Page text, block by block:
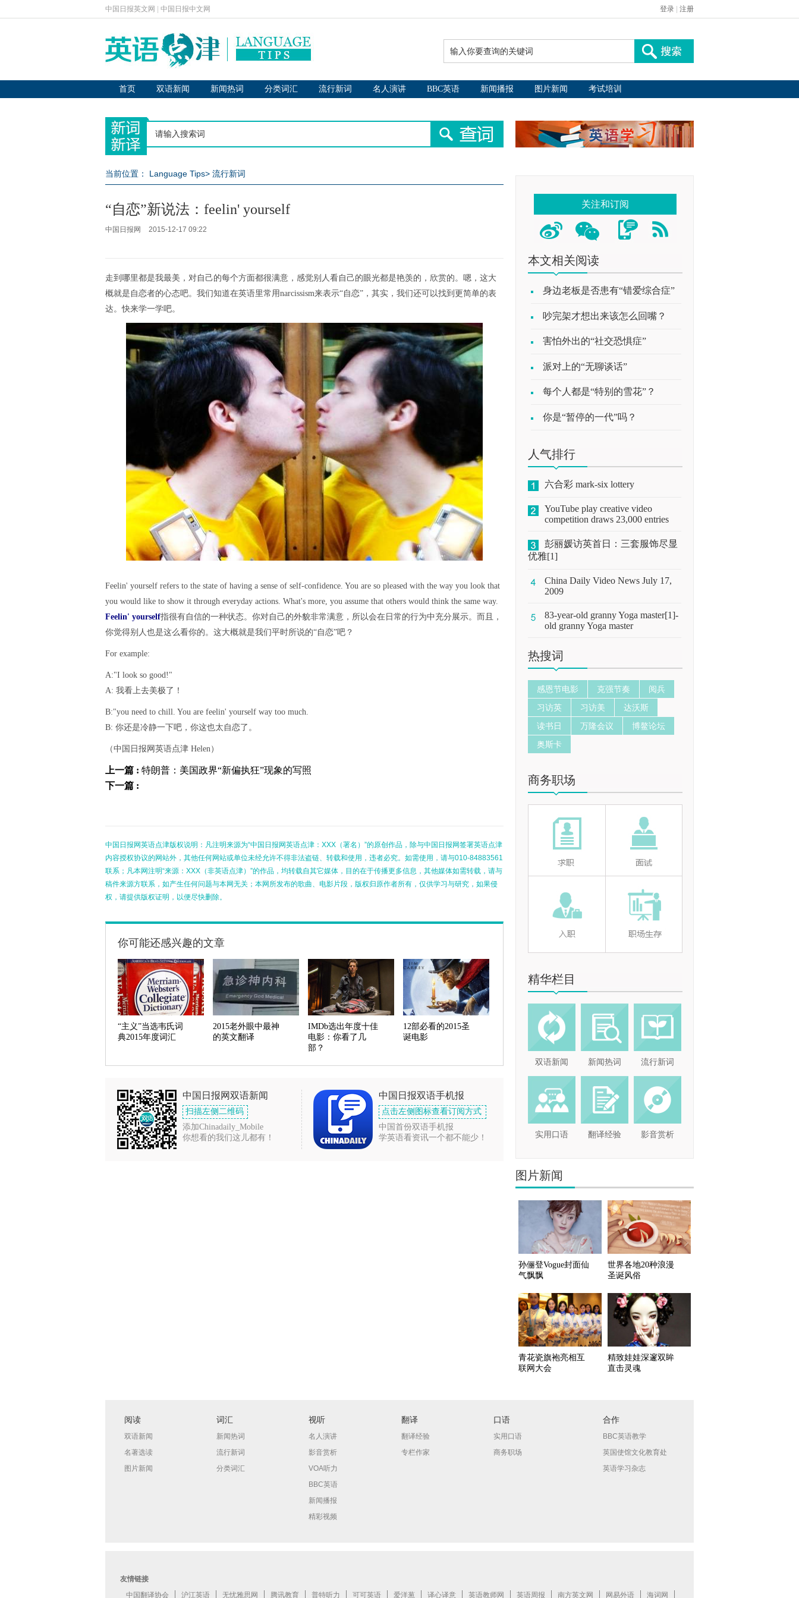
中国日报英文网 中国日报中文网 登录 注册
首页 双语新闻 新闻热词 分类词汇 流行新词 名人演讲 BBC英语 新闻播报 图片新闻 考试培训
当前位置： Language Tips> 流行新词
“自恋”新说法：feelin' yourself
中国日报网 2015-12-17 09:22
走到哪里都是我最美，对自己的每个方面都很满意，感觉别人看自己的眼光都是艳羡的，欣赏的。嗯，这大
概就是自恋者的心态吧。我们知道在英语里常用narcissism来表示“自恋”，其实，我们还可以找到更简单的表
达。快来学一学吧。
Feelin' yourself refers to the state of having a sense of self-confidence. You are so pleased with the way you look that
you would like to show it through everyday actions. What's more, you assume that others would think the same way.
Feelin' yourself指很有自信的一种状态。你对自己的外貌非常满意，所以会在日常的行为中充分展示。而且，
你觉得别人也是这么看你的。这大概就是我们平时所说的“自恋”吧？
For example:
A:"I look so good!"
A: 我看上去美极了！
B:"you need to chill. You are feelin' yourself way too much.
B: 你还是冷静一下吧，你这也太自恋了。
（中国日报网英语点津 Helen）
上一篇 : 特朗普：美国政界“新偏执狂”现象的写照
下一篇 :
中国日报网英语点津版权说明：凡注明来源为“中国日报网英语点津：XXX（署名）”的原创作品，除与中国日报网签署英语点津
内容授权协议的网站外，其他任何网站或单位未经允许不得非法盗链、转载和使用，违者必究。如需使用，请与010-84883561
联系；凡本网注明“来源：XXX（非英语点津）”的作品，均转载自其它媒体，目的在于传播更多信息，其他媒体如需转载，请与
稿件来源方联系，如产生任何问题与本网无关；本网所发布的歌曲、电影片段，版权归原作者所有，仅供学习与研究，如果侵
权，请提供版权证明，以便尽快删除。
你可能还感兴趣的文章
“主义”当选韦氏词
典2015年度词汇
2015老外眼中最神
的英文翻译
IMDb选出年度十佳
电影：你看了几
部？
12部必看的2015圣
诞电影
中国日报网双语新闻
扫描左侧二维码
添加Chinadaily_Mobile
你想看的我们这儿都有！
中国日报双语手机报
点击左侧图标查看订阅方式
中国首份双语手机报
学英语看资讯一个都不能少！
关注和订阅
本文相关阅读
身边老板是否患有“错爱综合症”
吵完架才想出来该怎么回嘴？
害怕外出的“社交恐惧症”
派对上的“无聊谈话”
每个人都是“特别的雪花”？
你是“暂停的一代”吗？
人气排行
六合彩 mark-six lottery
YouTube play creative video
competition draws 23,000 entries
彭丽媛访英首日：三套服饰尽显
优雅[1]
China Daily Video News July 17,
2009
83-year-old granny Yoga master[1]-
old granny Yoga master
热搜词
感恩节电影 克强节奏
阅兵
习访英
习访美
达沃斯
读书日
万隆会议
博鳌论坛
奥斯卡
商务职场
精华栏目
双语新闻 新闻热词 流行新词
实用口语 翻译经验 影音赏析
图片新闻
孙俪登Vogue封面仙
气飘飘
世界各地20种浪漫
圣诞风俗
青花瓷旗袍亮相互
联网大会
精致娃娃深邃双眸
直击灵魂
阅读
双语新闻
名著选读
图片新闻
词汇
新闻热词
流行新词
分类词汇
视听
名人演讲
影音赏析
VOA听力
BBC英语
新闻播报
精彩视频
翻译
翻译经验
专栏作家
口语
实用口语
商务职场
合作
BBC英语教学
英国使馆文化教育处
英语学习杂志